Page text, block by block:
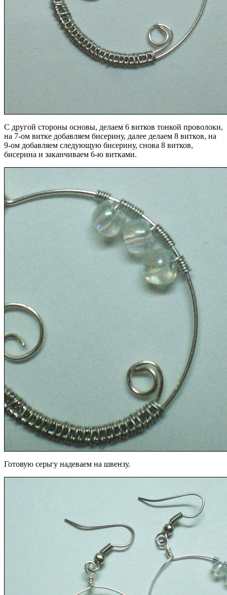
С другой стороны основы, делаем 6 витков тонкой проволоки,
на 7-ом витке добавляем бисерину, далее делаем 8 витков, на
9-ом добавляем следующую бисерину, снова 8 витков,
бисерина и заканчиваем 6-ю витками.
Готовую серьгу надеваем на швензу.